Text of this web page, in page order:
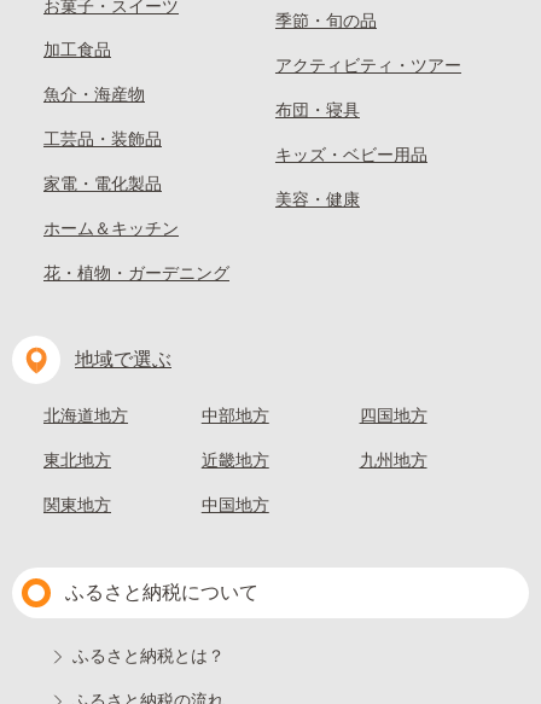
お菓子・スイーツ
加工食品
魚介・海産物
工芸品・装飾品
家電・電化製品
ホーム＆キッチン
花・植物・ガーデニング
季節・旬の品
アクティビティ・ツアー
布団・寝具
キッズ・ベビー用品
美容・健康
地域で選ぶ
北海道地方
東北地方
関東地方
中部地方
近畿地方
中国地方
四国地方
九州地方
ふるさと納税について
ふるさと納税とは？